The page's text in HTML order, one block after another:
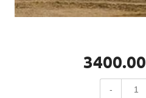
3400.00
-